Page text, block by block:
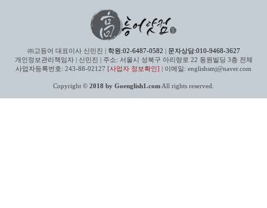
㈜고등어 대표이사 신민진 | 학원:02-6487-0582 | 문자상담:010-9468-3627
개인정보관리책임자 | 신민진 | 주소: 서울시 성북구 아리랑로 22 동원빌딩 3층 전체
사업자등록번호: 243-88-02127 [사업자 정보확인] | 이메일: englishsmj@naver.com
Copyright © 2018 by Goenglish1.com All rights reserved.